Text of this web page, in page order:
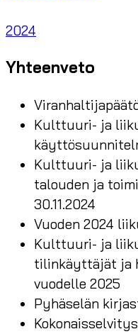
2024
Yhteenveto
Kulttuuri- ja
Kulttuuri- ja
talouden ja
30.11.2024
Vuoden 2024
Kulttuuri- ja
tilinkäyttäjät ja
vuodelle 2025
Pyhäselän